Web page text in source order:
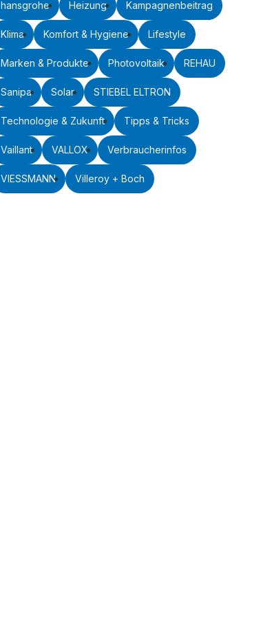
hansgrohe Heizung Kampagnenbeitrag
Klima Komfort & Hygiene Lifestyle
Marken & Produkte Photovoltaik REHAU
Sanipa Solar STIEBEL ELTRON
Technologie & Zukunft Tipps & Tricks
Vaillant VALLOX Verbraucherinfos
VIESSMANN Villeroy + Boch